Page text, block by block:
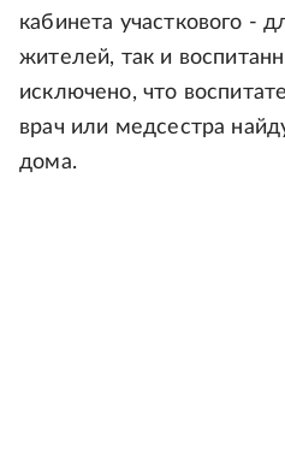
кабинета участкового -
жителей, так и
исключено, что
врач или медсестра
дома.